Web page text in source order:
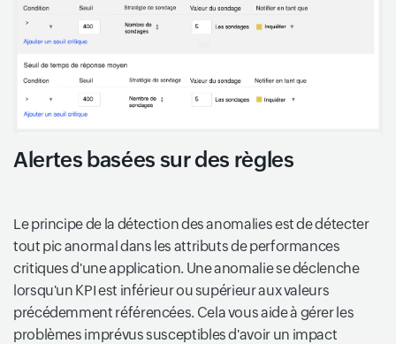
Alertes basées sur des règles
Le principe de la détection des anomalies est de détecter
tout pic anormal dans les attributs de performances
critiques d'une application. Une anomalie se déclenche
lorsqu'un KPI est inférieur ou supérieur aux valeurs
précédemment référencées. Cela vous aide à gérer les
problèmes imprévus susceptibles d'avoir un impact